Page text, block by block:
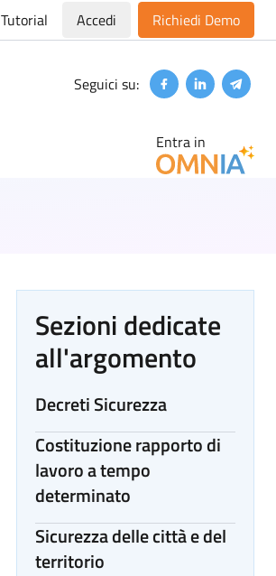
Tutorial Accedi Richiedi Demo
Seguici su: FacebookLinkedin
Entra in
Sezioni dedicate
all'argomento
Decreti Sicurezza
Costituzione rapporto di
lavoro a tempo
determinato
Sicurezza delle città e del
territorio